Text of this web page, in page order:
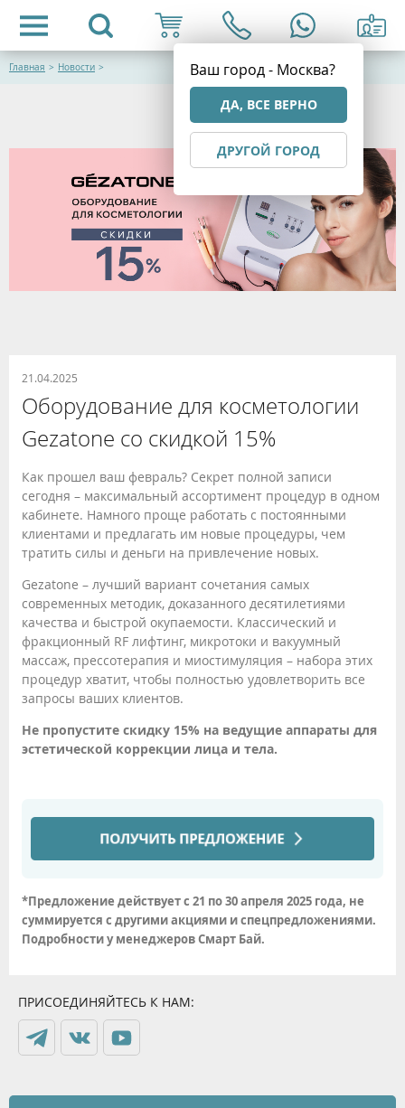
Ваш город - Москва?
ДА, ВСЕ ВЕРНО
ДРУГОЙ ГОРОД
Главная > Новости >
21.04.2025
Оборудование для косметологии
Gezatone со скидкой 15%
Как прошел ваш февраль? Секрет полной записи
сегодня – максимальный ассортимент процедур в одном
кабинете. Намного проще работать с постоянными
клиентами и предлагать им новые процедуры, чем
тратить силы и деньги на привлечение новых.
Gezatone – лучший вариант сочетания самых
современных методик, доказанного десятилетиями
качества и быстрой окупаемости. Классический и
фракционный RF лифтинг, микротоки и вакуумный
массаж, прессотерапия и миостимуляция – набора этих
процедур хватит, чтобы полностью удовлетворить все
запросы ваших клиентов.
Не пропустите скидку 15% на ведущие аппараты для
эстетической коррекции лица и тела.
*Предложение действует с 21 по 30 апреля 2025 года, не
суммируется с другими акциями и спецпредложениями.
Подробности у менеджеров Смарт Бай.
ПРИСОЕДИНЯЙТЕСЬ К НАМ: